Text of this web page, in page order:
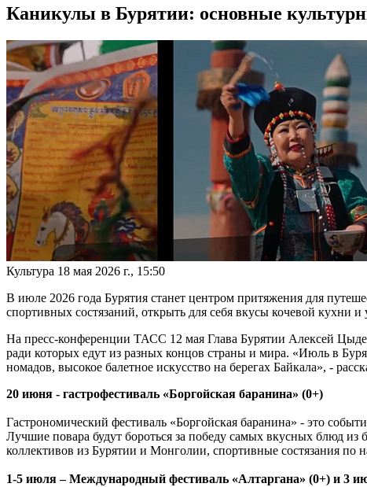
Каникулы в Бурятии: основные
Культура 18 мая 2026 г., 15:50
В июле 2026 года Бурятия станет центром притяжения для
спортивных состязаний, открыть для себя вкусы кочевой кухни
На пресс-конференции ТАСС 12 мая Глава Бурятии Алексей
ради которых едут из разных концов страны и мира. «Июль в
номадов, высокое балетное искусство на берегах Байкала», -
20 июня - гастрофестиваль «Боргойская баранина» (0+)
Гастрономический фестиваль «Боргойская баранина» - это
Лучшие повара будут бороться за победу самых вкусных блюд
коллективов из Бурятии и Монголии, спортивные состязания по
1-5 июля – Международный фестиваль «Алтаргана» (0+) и 3